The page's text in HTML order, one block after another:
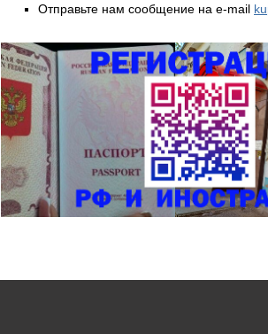
Отправьте нам сообщение на e-mail